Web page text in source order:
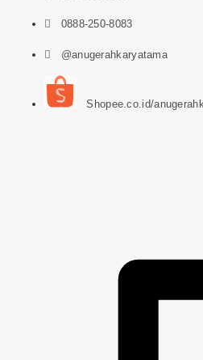
0888-250-8083
@anugerahkaryatama
Shopee.co.id/